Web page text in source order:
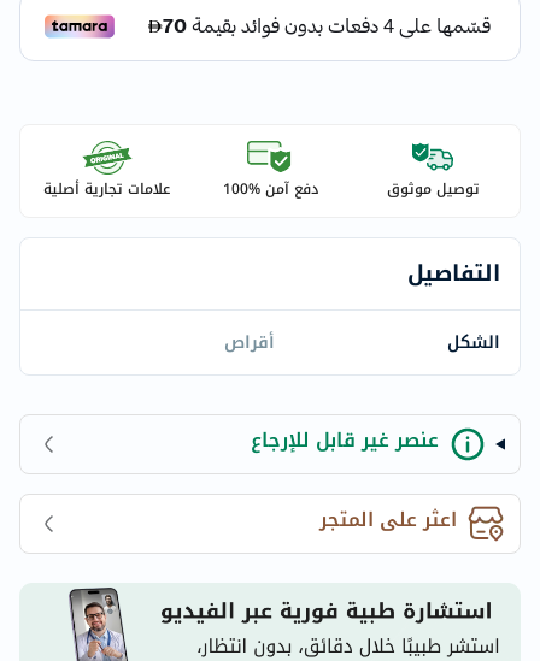
توصيل موثوق دفع آمن %100 علامات تجارية أصلية
التفاصيل
الشكل أقراص
عنصر غير قابل للإرجاع
اعثر على المتجر